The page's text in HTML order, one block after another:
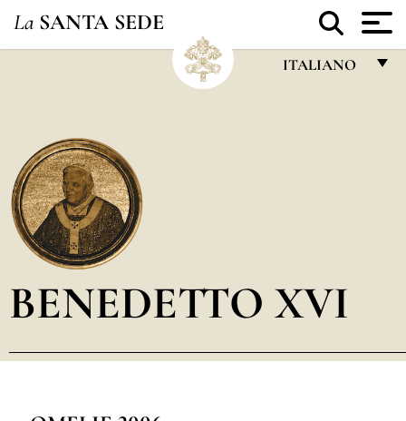
La SANTA SEDE
ITALIANO
POLSKI
العربيّة
BENEDETTO XVI